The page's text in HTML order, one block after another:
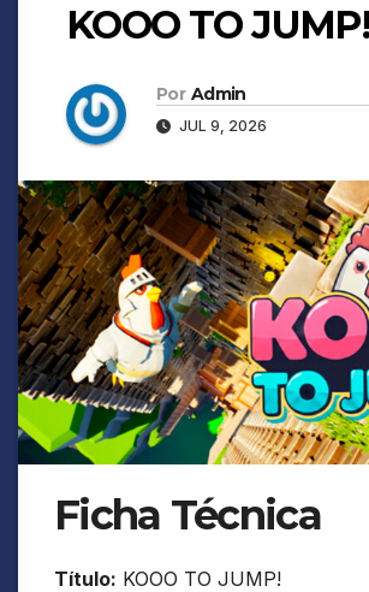
KOOO TO JUMP!
Por Admin
JUL 9, 2026
Ficha Técnica
Título: KOOO TO JUMP!